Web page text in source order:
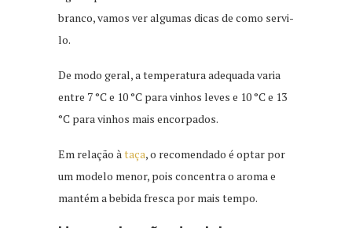
branco, vamos ver algumas dicas de como servi-
lo.
De modo geral, a temperatura adequada varia
entre 7 °C e 10 °C para vinhos leves e 10 °C e 13
°C para vinhos mais encorpados.
Em relação àtaça, o recomendado é optar por
um modelo menor, pois concentra o aroma e
mantém a bebida fresca por mais tempo.